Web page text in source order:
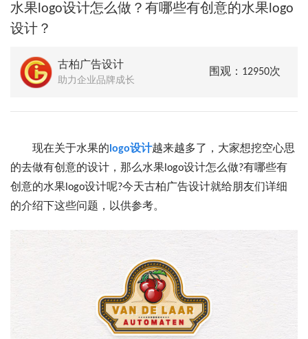
水果logo设计怎么做？有哪些有创意的水果logo
设计？
古柏广告设计
助力企业品牌成长
围观：12950次
现在关于水果的 logo设计越来越多了，大家想挖空心思
的去做有创意的设计，那么水果logo设计怎么做?有哪些有
创意的水果logo设计呢?今天古柏广告设计就给朋友们详细
的介绍下这些问题，以供参考。